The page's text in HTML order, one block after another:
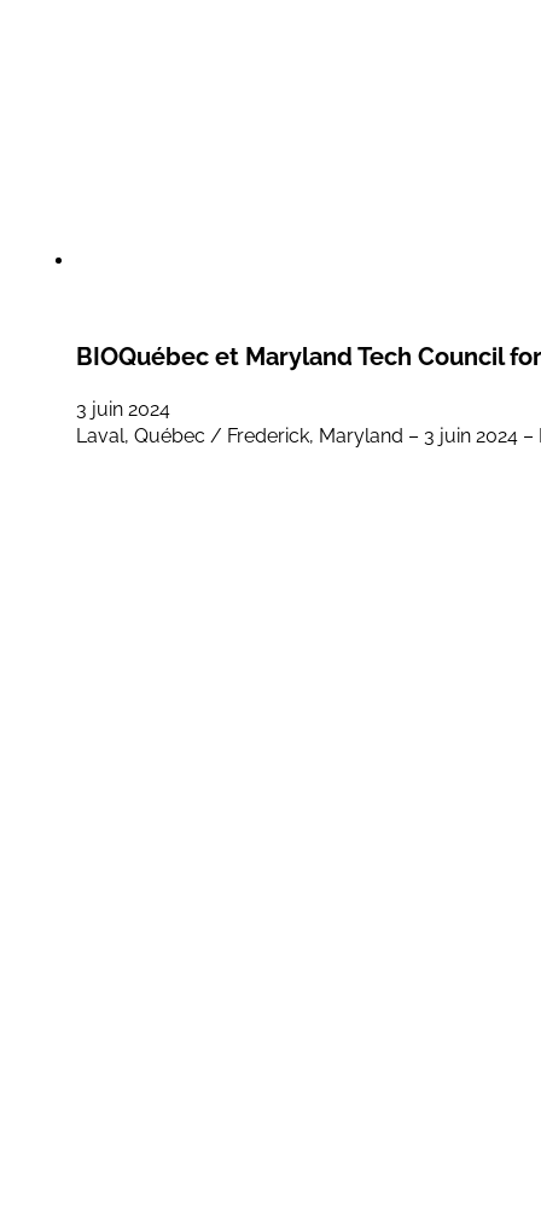
BIOQuébec et Maryland Tech Council
3 juin 2024
Laval, Québec / Frederick, Maryland – 3 juin 2024 –